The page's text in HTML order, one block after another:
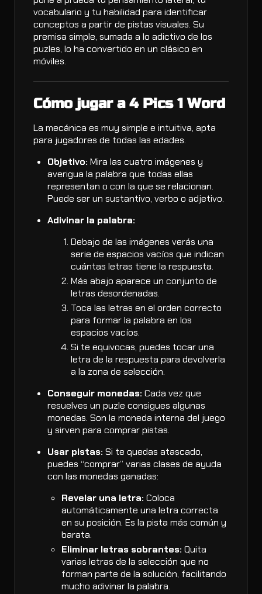
vocabulario y tu habilidad para identificar
conceptos a partir de pistas visuales. Su
premisa simple, sumada a lo adictivo de los
puzles, lo ha convertido en un clásico en
móviles.
Cómo jugar a 4 Pics 1 Word
La mecánica es muy simple e intuitiva, apta
para jugadores de todas las edades.
Objetivo: Mira las cuatro imágenes y
averigua la palabra que todas ellas
representan o con la que se relacionan.
Puede ser un sustantivo, verbo o adjetivo.
Adivinar la palabra:
Debajo de las imágenes verás una
serie de espacios vacíos que indican
cuántas letras tiene la respuesta.
Más abajo aparece un conjunto de
letras desordenadas.
Toca las letras en el orden correcto
para formar la palabra en los
espacios vacíos.
Si te equivocas, puedes tocar una
letra de la respuesta para devolverla
a la zona de selección.
Conseguir monedas: Cada vez que
resuelves un puzle consigues algunas
monedas. Son la moneda interna del juego
y sirven para comprar pistas.
Usar pistas: Si te quedas atascado,
puedes “comprar” varias clases de ayuda
con las monedas ganadas:
Revelar una letra: Coloca
automáticamente una letra correcta
en su posición. Es la pista más común y
barata.
Eliminar letras sobrantes: Quita
varias letras de la selección que no
forman parte de la solución, facilitando
mucho adivinar la palabra.